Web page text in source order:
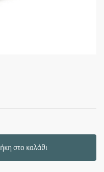
στο καλάθι